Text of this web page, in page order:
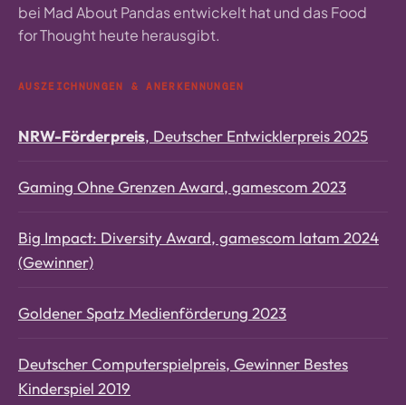
bei Mad About Pandas entwickelt hat und das Food
for Thought heute herausgibt.
AUSZEICHNUNGEN & ANERKENNUNGEN
NRW-Förderpreis, Deutscher Entwicklerpreis 2025
Gaming Ohne Grenzen Award, gamescom 2023
Big Impact: Diversity Award, gamescom latam 2024
(Gewinner)
Goldener Spatz Medienförderung 2023
Deutscher Computerspielpreis, Gewinner Bestes
Kinderspiel 2019